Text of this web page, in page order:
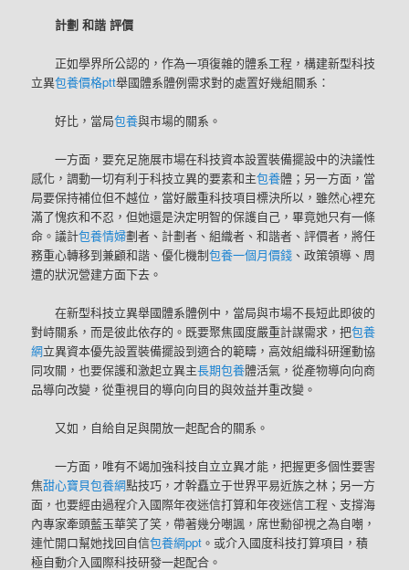
計劃 和諧 評價
正如學界所公認的，作為一項復雜的體系工程，構建新型科技
立異包養價格ptt舉國體系體例需求對的處置好幾組關系：
好比，當局包養與市場的關系。
一方面，要充足施展市場在科技資本設置裝備擺設中的決議性
感化，調動一切有利于科技立異的要素和主包養體；另一方面，當
局要保持補位但不越位，當好嚴重科技項目標決所以，雖然心裡充
滿了愧疚和不忍，但她還是決定明智的保護自己，畢竟她只有一條
命。議計包養情婦劃者、計劃者、組織者、和諧者、評價者，將任
務重心轉移到兼顧和諧、優化機制包養一個月價錢 、政策領導、周
遭的狀況營建方面下去。
在新型科技立異舉國體系體例中，當局與市場不長短此即彼的
對峙關系，而是彼此依存的。既要聚焦國度嚴重計謀需求，把包養
網立異資本優先設置裝備擺設到適合的範疇，高效組織科研運動協
同攻關，也要保護和激起立異主長期包養體活氣，從產物導向向商
品導向改變，從重視目的導向向目的與效益并重改變。
又如，自給自足與開放一起配合的關系。
一方面，唯有不竭加強科技自立立異才能，把握更多個性要害
焦甜心寶貝包養網點技巧，才幹矗立于世界平易近族之林；另一方
面，也要經由過程介入國際年夜迷信打算和年夜迷信工程、支撐海
內專家牽頭藍玉華笑了笑，帶著幾分嘲諷，席世勳卻視之為自嘲，
連忙開口幫她找回自信包養網ppt 。或介入國度科技打算項目，積
極自動介入國際科技研發一起配合。